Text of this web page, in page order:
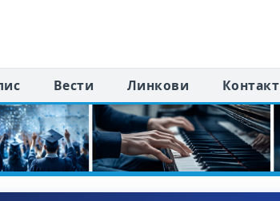
Вести Линкови Контакт